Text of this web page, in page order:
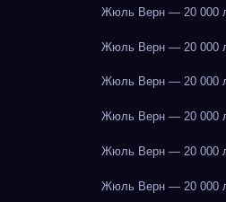
Жюль Верн — 20 000
Жюль Верн — 20 000
Жюль Верн — 20 000
Жюль Верн — 20 000
Жюль Верн — 20 000
Жюль Верн — 20 000